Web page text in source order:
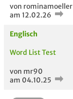
von rominamoeller
am 12.02.26
Englisch
Word List Test
von mr90
am 04.10.25